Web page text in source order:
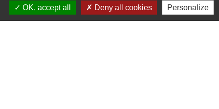
Agence du service civique
OK, accept all
Deny all cookies Personalize